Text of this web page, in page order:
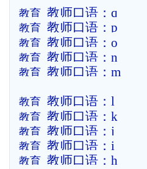
教育 教师口语：q
教育 教师口语：p
教育 教师口语：o
教育 教师口语：n
教育 教师口语：m
教育 教师口语：l
教育 教师口语：k
教育 教师口语：j
教育 教师口语：i
教育 教师口语：h